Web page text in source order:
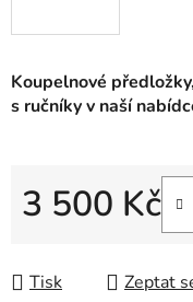
Koupelnové
s ručníky v naší
3 500 Kč
Tisk Zeptat